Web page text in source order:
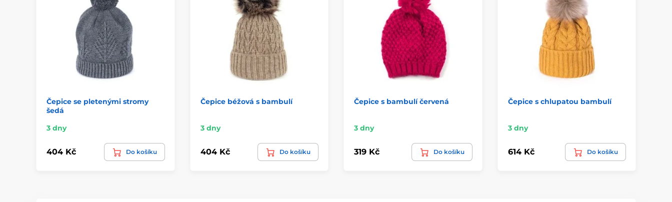
Čepice se pletenými stromy
šedá
3 dny
404 Kč Do košíku
Čepice béžová s bambulí
3 dny
404 Kč Do košíku
Čepice s bambulí červená
3 dny
319 Kč Do košíku
Čepice s chlupatou bambulí
3 dny
614 Kč Do košíku